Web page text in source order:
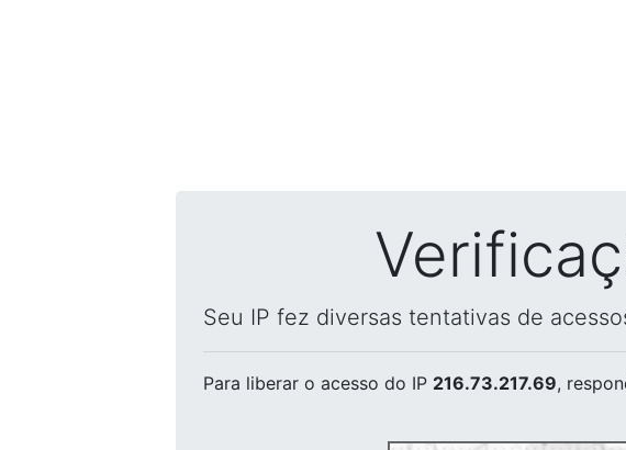
Seu IP fez diversas tentativas de
Para liberar o acesso do IP 216.73.217.69,